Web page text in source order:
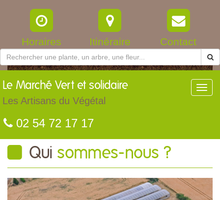
Horaires Itinéraire Contact
Le Marché Vert et solidaire
Les Artisans du Végétal
02 54 72 17 17
Qui sommes-nous ?